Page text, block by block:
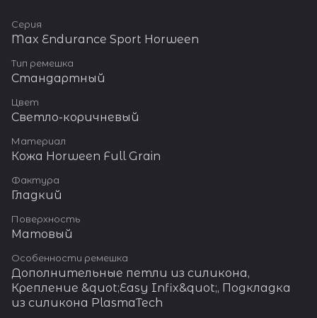
Серия
Max Endurance Sport Horween
Тип ремешка
Стандартный
Цвет
Светло-коричневый
Материал
Кожа Horween Full Grain
Фактура
Гладкий
Поверхность
Матовый
Особенности ремешка
Дополнительные петли из силикона,
Крепление &quot;Easy Infix&quot;, Подкладка
из силикона PlasmaTech